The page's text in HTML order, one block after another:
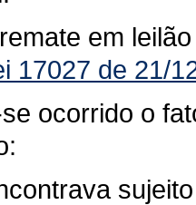
em
17027 de 21/
ocorrido o